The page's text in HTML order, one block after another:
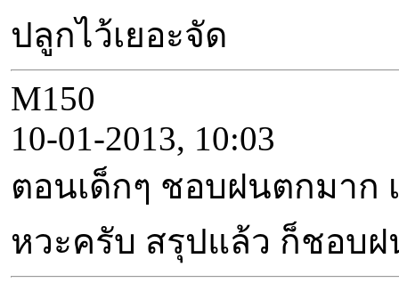
ปลูกไว้เยอะจัด
M150
10-01-2013, 10:03
ตอนเด็กๆ ชอบฝนตกมาก
หวะครับ สรุปแล้ว ก็ชอบ